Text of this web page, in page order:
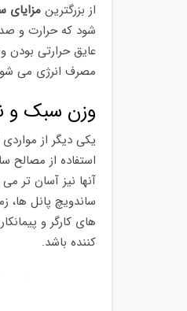
از بزرگترین مزایای
شود که حرارت و
عایق حرارتی بودن
مصرف انرژی می
وزن سبک و
یکی دیگر از
استفاده از
آنها نیز آسان تر
ساندویچ پانل
های کارگر و
کننده باشد.